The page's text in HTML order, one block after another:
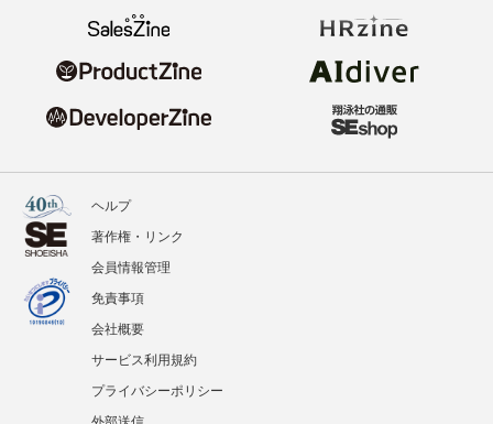
ヘルプ
著作権・リンク
会員情報管理
免責事項
会社概要
サービス利用規約
プライバシーポリシー